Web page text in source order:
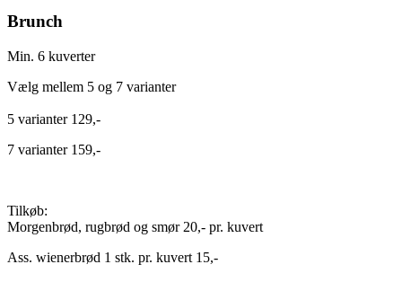
Brunch
Min. 6 kuverter
Vælg mellem 5 og 7 varianter
5 varianter 129,-
7 varianter 159,-
Tilkøb:
Morgenbrød, rugbrød og smør 20,- pr. kuvert
Ass. wienerbrød 1 stk. pr. kuvert 15,-